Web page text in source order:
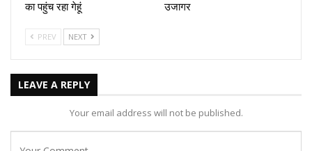
का पहुंच रहा गेहूं
उजागर
PREV NEXT
LEAVE A REPLY
Your email address will not be published.